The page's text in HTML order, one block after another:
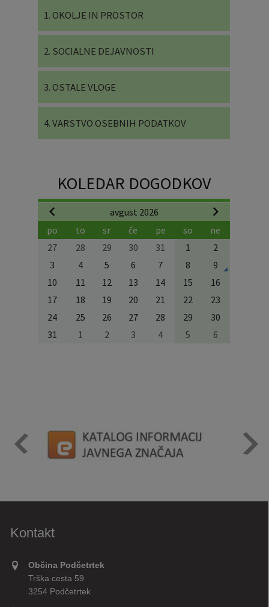
1. OKOLJE IN PROSTOR
2. SOCIALNE DEJAVNOSTI
3. OSTALE VLOGE
4. VARSTVO OSEBNIH PODATKOV
KOLEDAR DOGODKOV
avgust 2026
po
to sr če pe so
ne
27
28 29 30 31 1
2
3
4 5 6 7 8
9
10
11 12 13 14 15
16
17
18 19 20 21 22
23
24
25 26 27 28 29
30
31
1 2 3 4 5 6
Kontakt
Občina Podčetrtek
Trška cesta 59
3254 Podčetrtek